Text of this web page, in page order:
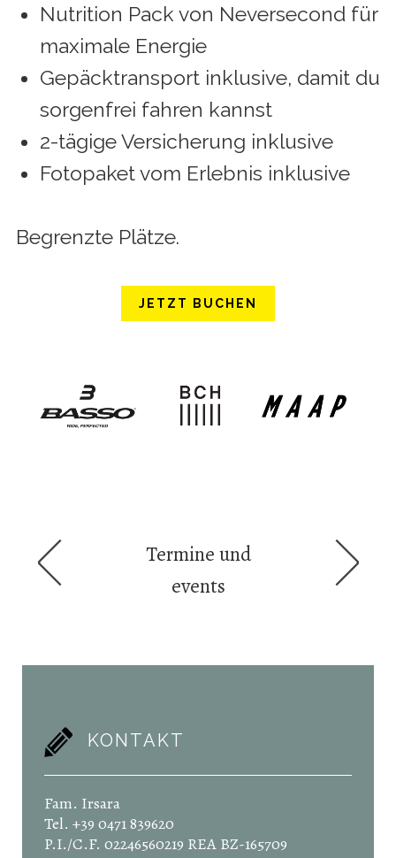
Nutrition Pack von Neversecond für
maximale Energie
Gepäcktransport inklusive, damit du
sorgenfrei fahren kannst
2-tägige Versicherung inklusive
Fotopaket vom Erlebnis inklusive
Begrenzte Plätze.
JETZT BUCHEN
Termine und
events
KONTAKT
Fam. Irsara
Tel. +39 0471 839620
P.I./C.F. 02246560219 REA BZ-165709